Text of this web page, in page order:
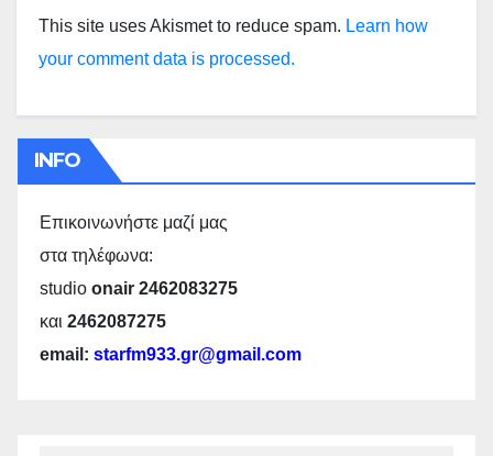
This site uses Akismet to reduce spam. Learn how
your comment data is processed.
INFO
Επικοινωνήστε μαζί μας
στα τηλέφωνα:
studio onair 2462083275
και 2462087275
email: starfm933.gr@gmail.com